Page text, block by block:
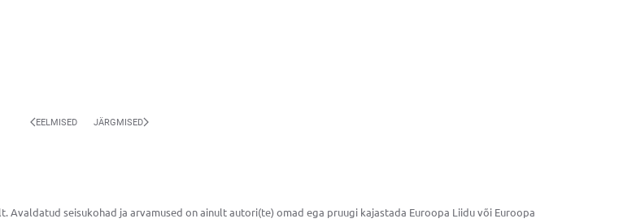
EELMISED JÄRGMISED
Avaldatud seisukohad ja arvamused on ainult autori(te) omad ega pruugi kajastada Euroopa Liidu või Euroopa